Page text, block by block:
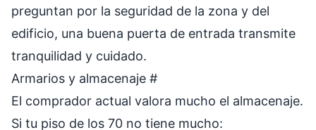
preguntan por la seguridad de la zona y del
edificio, una buena puerta de entrada transmite
tranquilidad y cuidado.
Armarios y almacenaje #
El comprador actual valora mucho el almacenaje.
Si tu piso de los 70 no tiene mucho: